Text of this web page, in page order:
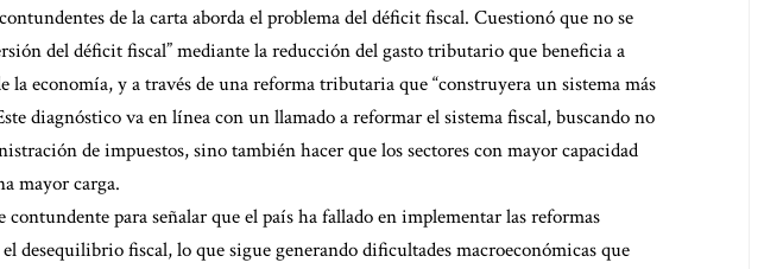
de la carta aborda el problema del déficit fiscal. Cuestionó que no se
del déficit fiscal” mediante la reducción del gasto tributario que beneficia a
la economía, y a través de una reforma tributaria que “construyera un sistema más
diagnóstico va en línea con un llamado a reformar el sistema fiscal, buscando no
de impuestos, sino también hacer que los sectores con mayor capacidad
mayor carga.
contundente para señalar que el país ha fallado en implementar las reformas
desequilibrio fiscal, lo que sigue generando dificultades macroeconómicas que